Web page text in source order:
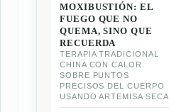
MOXIBUSTIÓN: EL
FUEGO QUE NO
QUEMA, SINO QUE
RECUERDA
TERAPIA TRADICIONAL
CHINA CON CALOR
SOBRE PUNTOS
PRECISOS DEL CUERPO
USANDO ARTEMISA SECA.